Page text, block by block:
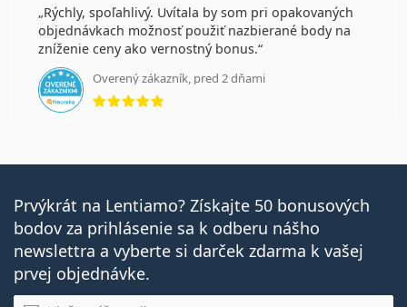
Rýchly, spoľahlivý. Uvítala by som pri opakovaných
objednávkach možnosť použiť nazbierané body na
zníženie ceny ako vernostný bonus.
Overený zákazník, pred 2 dňami
hodnotenie 5 z 5
Prvýkrát na Lentiamo? Získajte 50 bonusových
bodov za prihlásenie sa k odberu nášho
newslettra a vyberte si darček zdarma k vašej
prvej objednávke.